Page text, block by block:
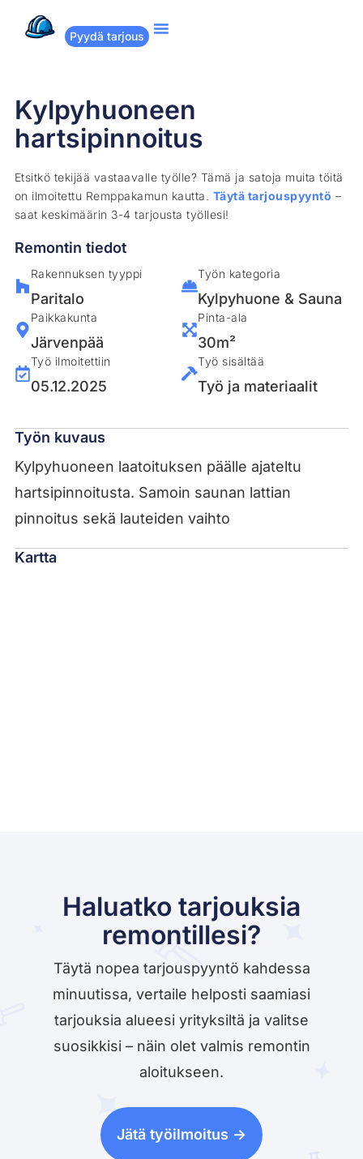
Pyydä tarjous
Kylpyhuoneen
hartsipinnoitus
Etsitkö tekijää vastaavalle työlle? Tämä ja satoja muita töitä
on ilmoitettu Remppakamun kautta. Täytä tarjouspyyntö –
saat keskimäärin 3-4 tarjousta työllesi!
Remontin tiedot
Rakennuksen tyyppi
Paritalo
Paikkakunta
Järvenpää
Työ ilmoitettiin
05.12.2025
Työn kategoria
Kylpyhuone & Sauna
Pinta-ala
30m²
Työ sisältää
Työ ja materiaalit
Työn kuvaus
Kylpyhuoneen laatoituksen päälle ajateltu
hartsipinnoitusta. Samoin saunan lattian
pinnoitus sekä lauteiden vaihto
Kartta
Haluatko tarjouksia
remontillesi?
Täytä nopea tarjouspyyntö kahdessa
minuutissa, vertaile helposti saamiasi
tarjouksia alueesi yrityksiltä ja valitse
suosikkisi – näin olet valmis remontin
aloitukseen.
Jätä työilmoitus ->